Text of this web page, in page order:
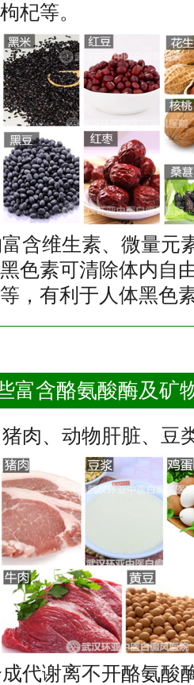
杞等。
富含维生素、微量元
色素可清除体内自
，有利于人体黑色
富含酪氨酸酶及矿
肉、动物肝脏、豆
代谢离不开酪氨酸